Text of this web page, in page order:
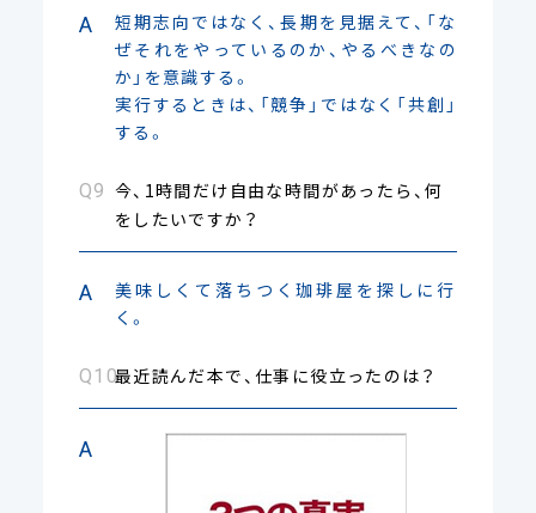
短期志向ではなく、長期を見据えて、「な
ぜそれをやっているのか、やるべきなの
か」を意識する。
実行するときは、「競争」ではなく「共創」
する。
今、1時間だけ自由な時間があったら、何
をしたいですか？
美味しくて落ちつく珈琲屋を探しに行
く。
最近読んだ本で、仕事に役立ったのは？